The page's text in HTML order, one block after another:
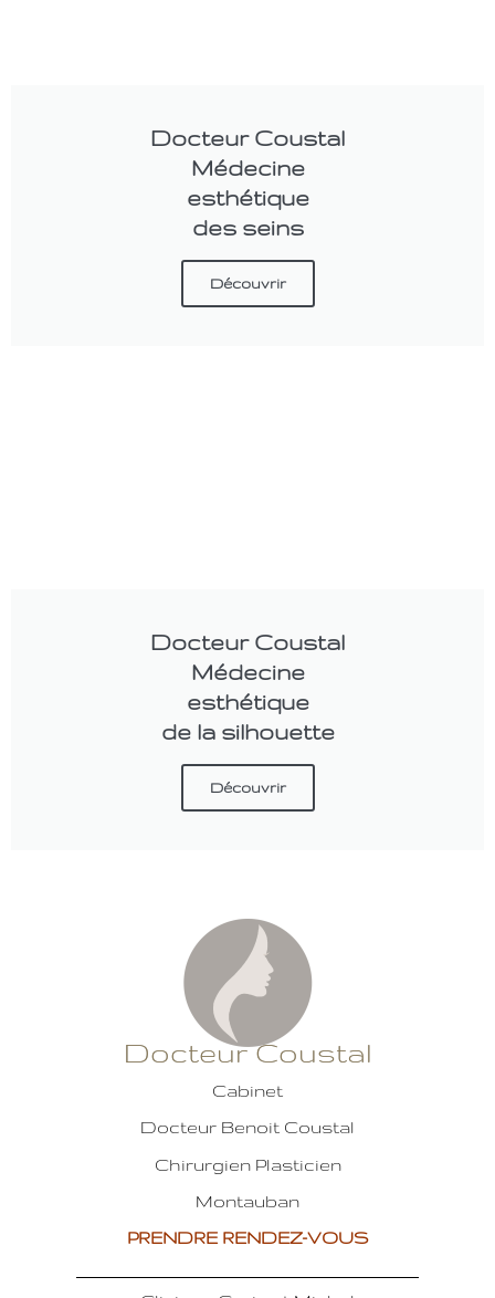
Docteur Coustal
Médecine
esthétique
des seins
Découvrir
Docteur Coustal
Médecine
esthétique
de la silhouette
Découvrir
Docteur Coustal
Cabinet
Docteur Benoit Coustal
Chirurgien Plasticien
Montauban
PRENDRE RENDEZ-VOUS